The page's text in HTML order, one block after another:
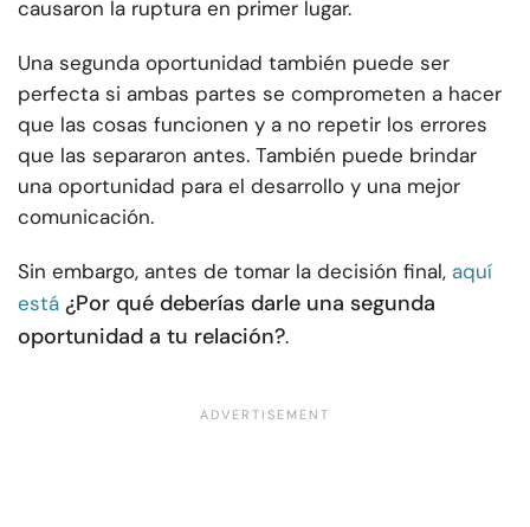
causaron la ruptura en primer lugar.
Una segunda oportunidad también puede ser
perfecta si ambas partes se comprometen a hacer
que las cosas funcionen y a no repetir los errores
que las separaron antes. También puede brindar
una oportunidad para el desarrollo y una mejor
comunicación.
Sin embargo, antes de tomar la decisión final, aquí
está ¿Por qué deberías darle una segunda
oportunidad a tu relación?.